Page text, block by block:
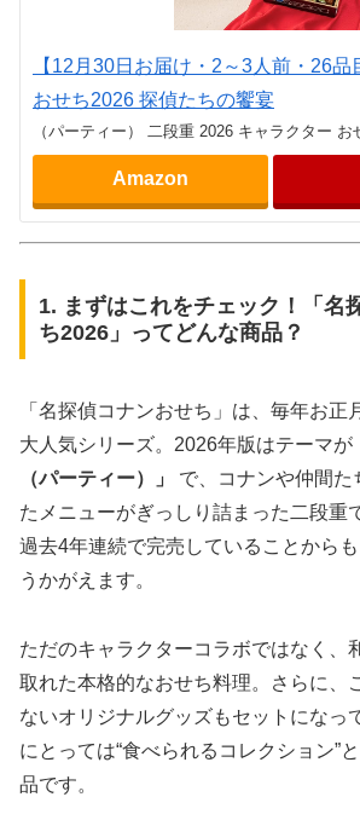
【12月30日お届け・2～3人前・26
おせち2026 探偵たちの饗宴
（パーティー） 二段重 2026 キャラクター お
Amazon
1. まずはこれをチェック！「名
ち2026」ってどんな商品？
「名探偵コナンおせち」は、毎年お正
大人気シリーズ。2026年版はテーマが
（パーティー）」
で、コナンや仲間た
たメニューがぎっしり詰まった二段重
過去4年連続で完売していることから
うかがえます。
ただのキャラクターコラボではなく、
取れた本格的なおせち料理。さらに、
ないオリジナルグッズもセットになっ
にとっては“食べられるコレクション”
品です。